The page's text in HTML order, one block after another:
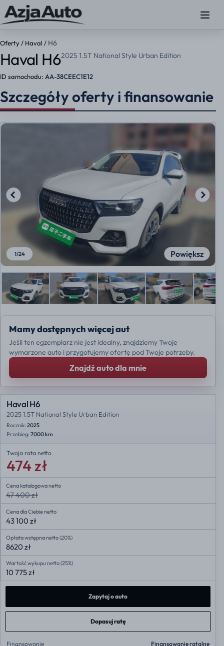
Oferty / Haval / H6
Haval H62025 1.5T National Style Urban Edition
ID samochodu: AA-38CEEC1E12
Szczegóły oferty i finansowanie
Powiększ
1/24
Mamy dostępnych więcej aut
Jeśli ten egzemplarz nie jest idealny, znajdziemy Twoje
wymarzone auto i przygotujemy ofertę pod Twoje potrzeby.
Znajdź auto dla mnie
Haval H6
2025 1.5T National Style Urban Edition
Rocznik: 2025
Przebieg: 7000 km
Twoja rata netto
474 zł
Cena katalogowa netto
47 400 zł
Cena dla Ciebie netto
43 100 zł
Opłata wstępna netto (20%)
8620 zł
Wartość wykupu netto (25%)
10 775 zł
Zapytaj o auto
Dopasuj ratę
Finansowanie Finansowanie ratalne